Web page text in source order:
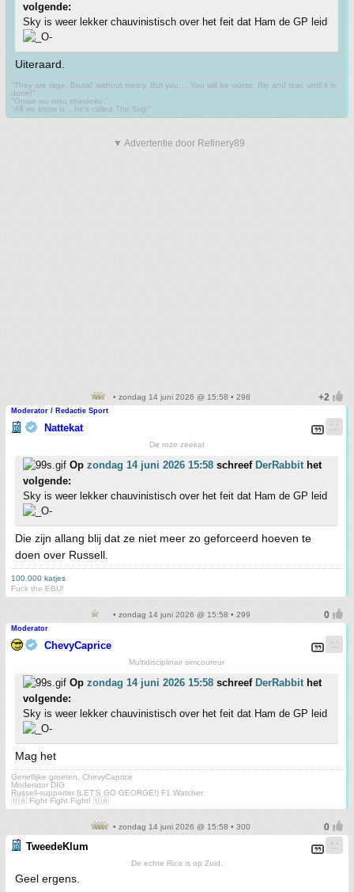
volgende:
Sky is weer lekker chauvinistisch over het feit dat Ham de GP leid
Uiteraard.
"They are rage. Brutal, without mercy. But you.... You will be worse. Rip and tear, until it is
done!"
"Omae wa mou shindeiru."
"All we know is... he's called The Stig!"
▼ Advertentie door Refinery89
• zondag 14 juni 2026 @ 15:58 • 298
Moderator / Redactie Sport
Nattekat
De roze zeekat
Op zondag 14 juni 2026 15:58 schreef DerRabbithet
volgende:
Sky is weer lekker chauvinistisch over het feit dat Ham de GP leid
Die zijn allang blij dat ze niet meer zo geforceerd hoeven te
doen over Russell.
100.000 katjes
Fuck the EBU!
• zondag 14 juni 2026 @ 15:58 • 299
Moderator
ChevyCaprice
Multidisciplinair simcoureur
Op zondag 14 juni 2026 15:58 schreef DerRabbithet
volgende:
Sky is weer lekker chauvinistisch over het feit dat Ham de GP leid
Mag het
Gerieflijke groeten, ChevyCaprice
Moderator DIG
Russell-supporter (LET'S GO GEORGE!) F1 Watcher
🇺🇦 Fight Fight Fight! 🇺🇦
• zondag 14 juni 2026 @ 15:58 • 300
TweedeKlum
De echte Rico is op Zuid.
Geel ergens.